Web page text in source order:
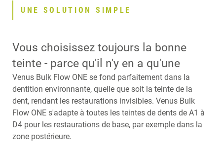
UNE SOLUTION SIMPLE
Vous choisissez toujours la bonne
teinte - parce qu'il n'y en a qu'une
Venus Bulk Flow ONE se fond parfaitement dans la
dentition environnante, quelle que soit la teinte de la
dent, rendant les restaurations invisibles. Venus Bulk
Flow ONE s'adapte à toutes les teintes de dents de A1 à
D4 pour les restaurations de base, par exemple dans la
zone postérieure.